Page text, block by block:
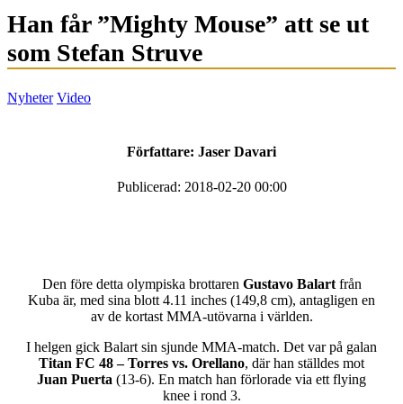
Han får ”Mighty Mouse” att se ut
som Stefan Struve
Nyheter Video
Författare: Jaser Davari
Publicerad: 2018-02-20 00:00
Den före detta olympiska brottaren Gustavo Balartfrån
Kuba är, med sina blott 4.11 inches (149,8 cm), antagligen en
av de kortast MMA-utövarna i världen.
I helgen gick Balart sin sjunde MMA-match. Det var på galan
Titan FC 48 – Torres vs. Orellano, där han ställdes mot
Juan Puerta (13-6). En match han förlorade via ett flying
knee i rond 3.